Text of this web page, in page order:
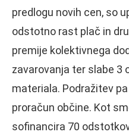
predlogu novih cen, so
odstotno rast plač in
premije kolektivnega
zavarovanja ter slabe
materiala. Podražitev
proračun občine. Kot
sofinancira 70